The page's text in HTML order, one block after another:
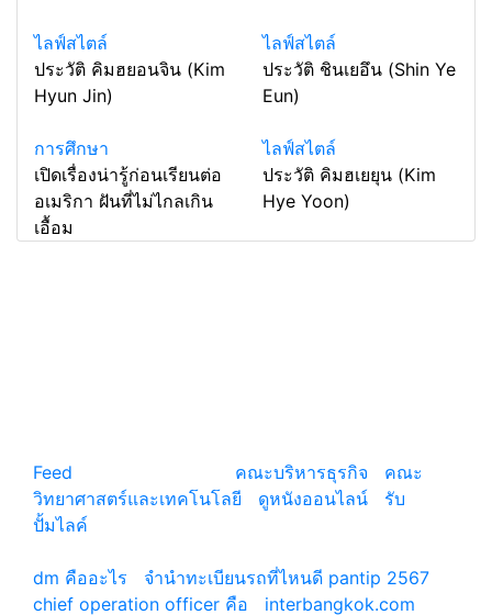
ไลฟ์สไตล์
ประวัติ คิมฮยอนจิน (Kim
Hyun Jin)
ไลฟ์สไตล์
ประวัติ ชินเยอึน (Shin Ye
Eun)
การศึกษา
เปิดเรื่องน่ารู้ก่อนเรียนต่อ
อเมริกา ฝันที่ไม่ไกลเกิน
เอื้อม
ไลฟ์สไตล์
ประวัติ คิมฮเยยุน (Kim
Hye Yoon)
Feed
คณะบริหารธุรกิจ
คณะ
วิทยาศาสตร์และเทคโนโลยี
ดูหนังออนไลน์
รับ
ปั้มไลค์
dm คืออะไร
จํานําทะเบียนรถที่ไหนดี pantip 2567
chief operation officer คือ
interbangkok.com